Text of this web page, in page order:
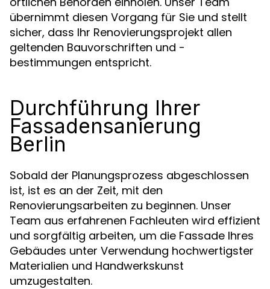
übernimmt diesen Vorgang für Sie und stellt
sicher, dass Ihr Renovierungsprojekt allen
geltenden Bauvorschriften und -
bestimmungen entspricht.
Durchführung Ihrer
Fassadensanierung
Berlin
Sobald der Planungsprozess abgeschlossen
ist, ist es an der Zeit, mit den
Renovierungsarbeiten zu beginnen. Unser
Team aus erfahrenen Fachleuten wird effizient
und sorgfältig arbeiten, um die Fassade Ihres
Gebäudes unter Verwendung hochwertigster
Materialien und Handwerkskunst
umzugestalten.